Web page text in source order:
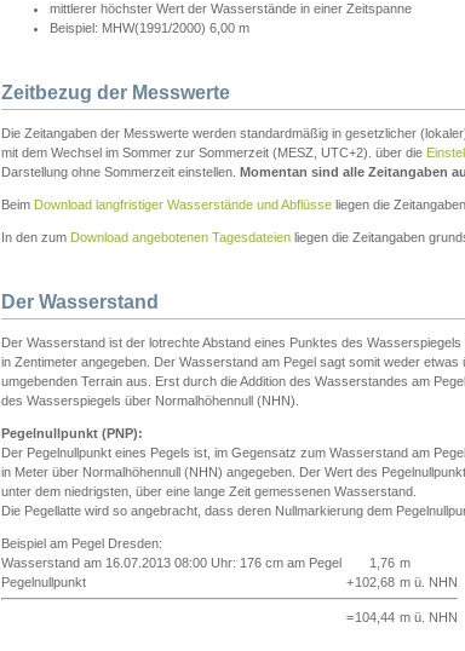
mittlerer höchster Wert der Wasserstände in einer Zeitspanne
Beispiel: MHW(1991/2000) 6,00 m
Zeitbezug der Messwerte
Die Zeitangaben der Messwerte werden standardmäßig in gesetzlicher
mit dem Wechsel im Sommer zur Sommerzeit (MESZ, UTC+2). über die
Darstellung ohne Sommerzeit einstellen. Momentan sind alle Zeitangaben
Beim Download langfristiger Wasserstände und Abflüsse liegen die
In den zum Download angebotenen Tagesdateien liegen die Zeitangaben
Der Wasserstand
Der Wasserstand ist der lotrechte Abstand eines Punktes des Wasserspiegels
in Zentimeter angegeben. Der Wasserstand am Pegel sagt somit weder
umgebenden Terrain aus. Erst durch die Addition des Wasserstandes am
des Wasserspiegels über Normalhöhennull (NHN).
Pegelnullpunkt (PNP):
Der Pegelnullpunkt eines Pegels ist, im Gegensatz zum Wasserstand am
in Meter über Normalhöhennull (NHN) angegeben. Der Wert des
unter dem niedrigsten, über eine lange Zeit gemessenen Wasserstand.
Die Pegellatte wird so angebracht, dass deren Nullmarkierung dem
Beispiel am Pegel Dresden:
Wasserstand am 16.07.2013 08:00 Uhr: 176 cm am Pegel
1,76 m
Pegelnullpunkt
+102,68 m ü. NHN
=104,44 m ü. NHN